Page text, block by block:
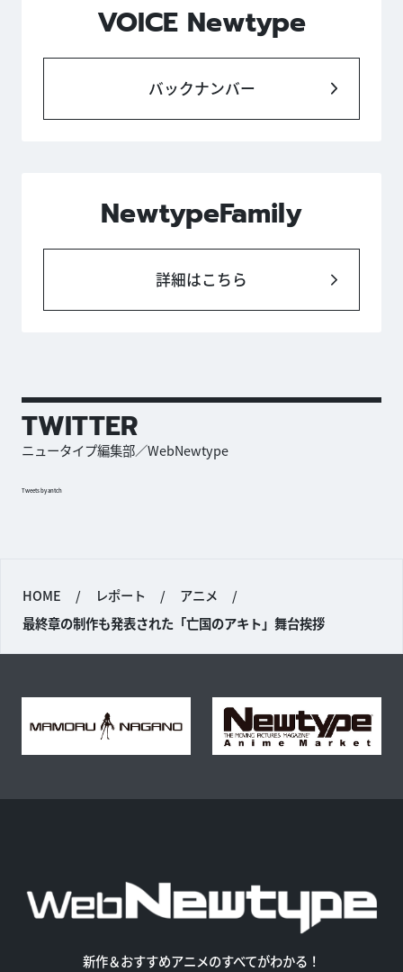
VOICE Newtype
バックナンバー
NewtypeFamily
詳細はこちら
TWITTER
ニュータイプ編集部／WebNewtype
Tweets by antch
HOME / レポート / アニメ
/
最終章の制作も発表された「亡国のアキト」舞台挨拶
新作＆おすすめアニメのすべてがわかる！